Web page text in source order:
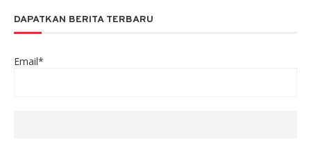
DAPATKAN BERITA TERBARU
Email*